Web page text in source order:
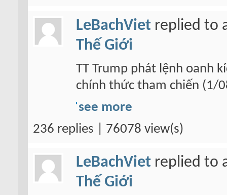
LeBachViet replied to
Thế Giới
TT Trump phát lệnh oanh
chính thức tham chiến (1/
see more
236 replies | 76078 view(s)
LeBachViet replied to
Thế Giới